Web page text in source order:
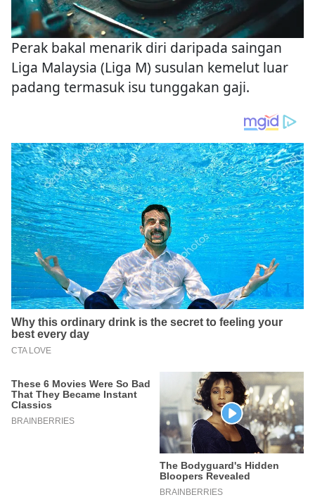
Perak bakal menarik diri daripada saingan
Liga Malaysia (Liga M) susulan kemelut luar
padang termasuk isu tunggakan gaji.